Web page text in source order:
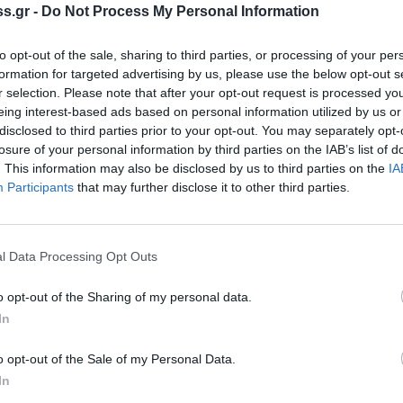
- Do Not Process My Personal Information
opt-out of the sale, sharing to third parties, or processing of your
for targeted advertising by us, please use the below opt-out
selection. Please note that after your opt-out request is processed
interest-based ads based on personal information utilized by us
to third parties prior to your opt-out. You may separately
of your personal information by third parties on the IAB’s list of
This information may also be disclosed by us to third parties on the
Participants that may further disclose it to other third parties.
Data Processing Opt Outs
opt-out of the Sharing of my personal data.
opt-out of the Sale of my Personal Data.
συστήματα. Σε μια πορεία ανατροπών,
επίπεδο κορυφής να προσφέρουν στην τελική
όρους και ο καθένας να κατανοεί και
εμπλέκεται, εν γνώσει, του στις
Πουλοκέφαλος.
που έχουν δρομολογηθεί στο νομό
για τις αναξιοποίητες ευκαιρίες για
τα πράγματα είναι ακόμη πιο δύσκολα. Η
περιοχή με θαυμάσιο κλίμα, με πολιτιστικό
με τις καλύτερες προϋποθέσεις για
ορεινούς όγκους, με μοναδική
στις τελευταίες θέσεις από πλευράς
Σε άλλο σημείο της απάντησής του, ο
κινήσεις που πρέπει να
θέτοντας ως πρώτη προτεραιότητα